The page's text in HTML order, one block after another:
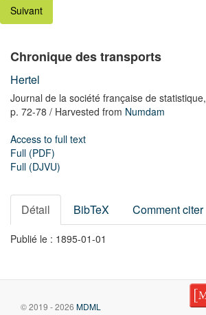
Suivant
Chronique des transports
Hertel
Journal de la société française de statistique,
p. 72-78 / Harvested from Numdam
Access to full text
Full (PDF)
Full (DJVU)
Détail BibTeX Comment citer
Publié le : 1895-01-01
© 2019 - 2026 MDML